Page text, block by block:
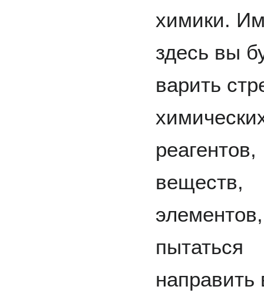
химики.
здесь вы
варить
реагентов,
веществ,
пытаться
направить